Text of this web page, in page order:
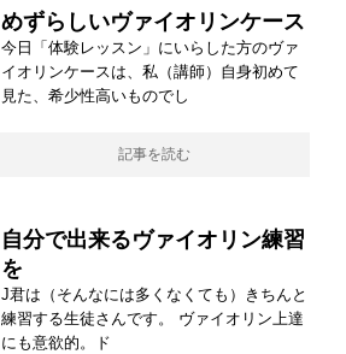
めずらしいヴァイオリンケース
今日「体験レッスン」にいらした方のヴァ
イオリンケースは、私（講師）自身初めて
見た、希少性高いものでし
記事を読む
自分で出来るヴァイオリン練習
を
J君は（そんなには多くなくても）きちんと
練習する生徒さんです。 ヴァイオリン上達
にも意欲的。ド